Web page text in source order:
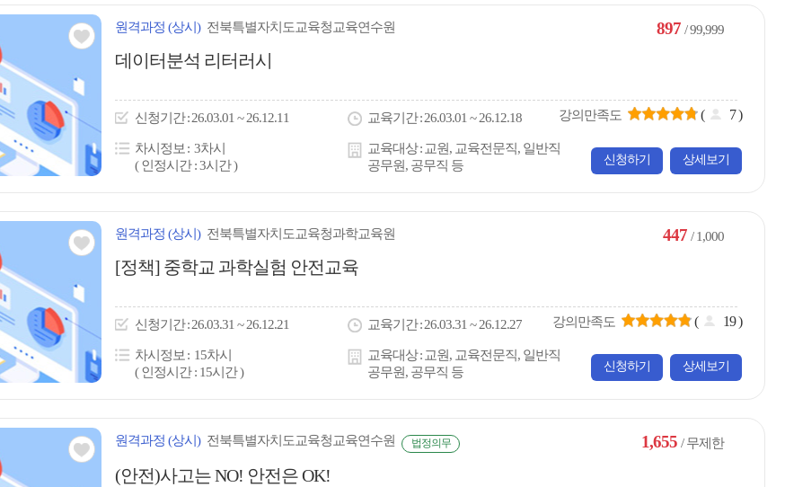
원격과정 (상시) 전북특별자치도교육청교육연수원
관심
아
이
콘
데이터분석 리터러시
신청기간 26.03.01 ~ 26.12.11 교육기간 26.03.01 ~ 26.12.18
차시정보
3차시
( 인정시간 : 3시간 )
교육대상 교원, 교육전문직, 일반직
공무원, 공무직 등
강의만족도 ( 7)
897 / 99,999
신청하기 상세보기
원격과정 (상시) 전북특별자치도교육청과학교육원
관심
아
이
콘
[정책] 중학교 과학실험 안전교육
신청기간 26.03.31 ~ 26.12.21 교육기간 26.03.31 ~ 26.12.27
차시정보
15차시
( 인정시간 : 15시간 )
교육대상 교원, 교육전문직, 일반직
공무원, 공무직 등
강의만족도 ( 19)
447 / 1,000
신청하기 상세보기
원격과정 (상시) 전북특별자치도교육청교육연수원 법정의무
관심
(안전)사고는 NO! 안전은 OK!
1,655 / 무제한